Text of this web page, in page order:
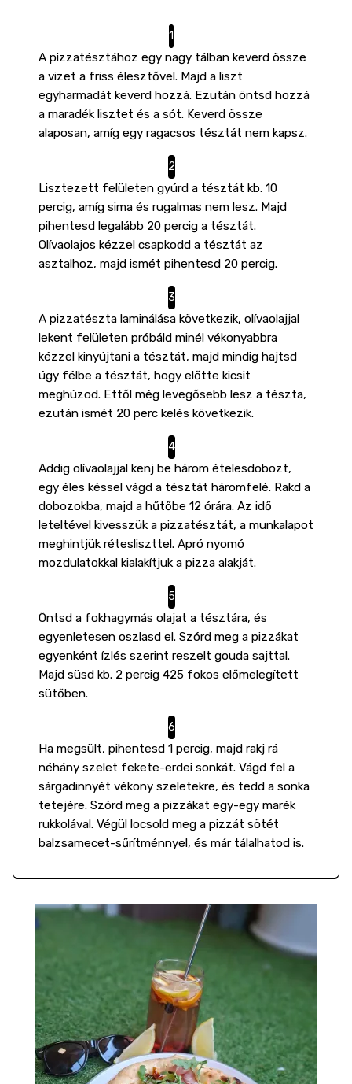
A pizzatésztához egy nagy tálban keverd össze
a vizet a friss élesztővel. Majd a liszt
egyharmadát keverd hozzá. Ezután öntsd hozzá
a maradék lisztet és a sót. Keverd össze
alaposan, amíg egy ragacsos tésztát nem kapsz.
Lisztezett felületen gyúrd a tésztát kb. 10
percig, amíg sima és rugalmas nem lesz. Majd
pihentesd legalább 20 percig a tésztát.
Olívaolajos kézzel csapkodd a tésztát az
asztalhoz, majd ismét pihentesd 20 percig.
A pizzatészta laminálása következik, olívaolajjal
lekent felületen próbáld minél vékonyabbra
kézzel kinyújtani a tésztát, majd mindig hajtsd
úgy félbe a tésztát, hogy előtte kicsit
meghúzod. Ettől még levegősebb lesz a tészta,
ezután ismét 20 perc kelés következik.
Addig olívaolajjal kenj be három ételesdobozt,
egy éles késsel vágd a tésztát háromfelé. Rakd a
dobozokba, majd a hűtőbe 12 órára. Az idő
leteltével kivesszük a pizzatésztát, a munkalapot
meghintjük rétesliszttel. Apró nyomó
mozdulatokkal kialakítjuk a pizza alakját.
Öntsd a fokhagymás olajat a tésztára, és
egyenletesen oszlasd el. Szórd meg a pizzákat
egyenként ízlés szerint reszelt gouda sajttal.
Majd süsd kb. 2 percig 425 fokos előmelegített
sütőben.
Ha megsült, pihentesd 1 percig, majd rakj rá
néhány szelet fekete-erdei sonkát. Vágd fel a
sárgadinnyét vékony szeletekre, és tedd a sonka
tetejére. Szórd meg a pizzákat egy-egy marék
rukkolával. Végül locsold meg a pizzát sötét
balzsamecet-sűrítménnyel, és már tálalhatod is.